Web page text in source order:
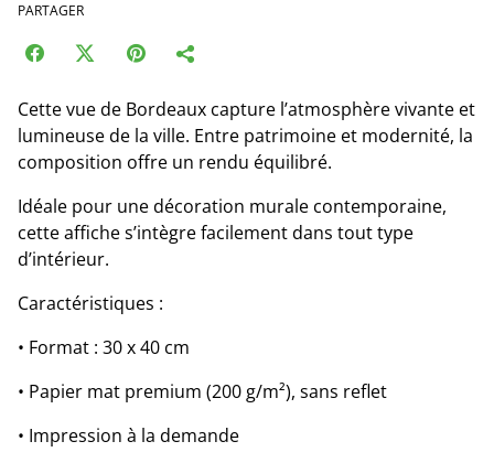
PARTAGER
Cette vue de Bordeaux capture l’atmosphère vivante et
lumineuse de la ville. Entre patrimoine et modernité, la
composition offre un rendu équilibré.
Idéale pour une décoration murale contemporaine,
cette affiche s’intègre facilement dans tout type
d’intérieur.
Caractéristiques :
• Format : 30 x 40 cm
• Papier mat premium (200 g/m²), sans reflet
• Impression à la demande